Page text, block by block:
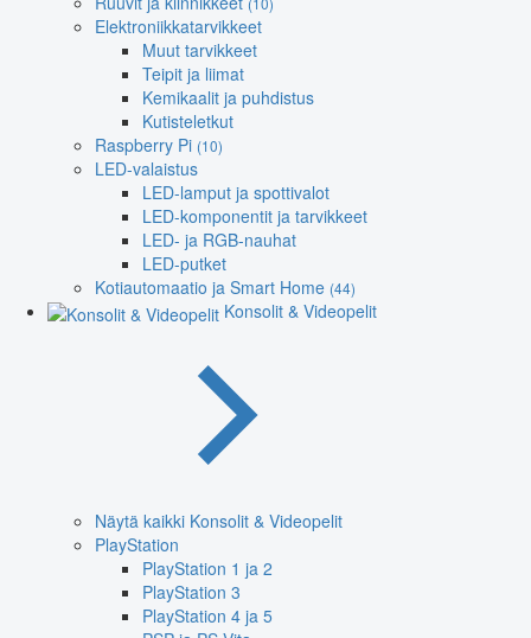
Elektroniikkatarvikkeet
Muut tarvikkeet
Teipit ja liimat
Kemikaalit ja puhdistus
Kutisteletkut
Raspberry Pi (10)
LED-valaistus
LED-lamput ja spottivalot
LED-komponentit ja tarvikkeet
LED- ja RGB-nauhat
LED-putket
Kotiautomaatio ja Smart Home (44)
Konsolit & Videopelit
Näytä kaikki Konsolit & Videopelit
PlayStation
PlayStation 1 ja 2
PlayStation 3
PlayStation 4 ja 5